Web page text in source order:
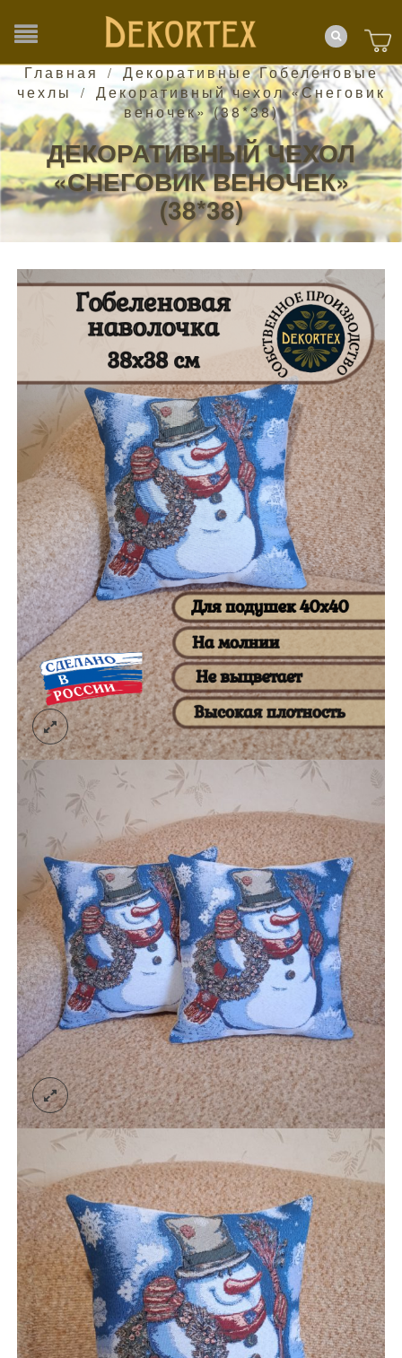
Главная /
Декоративные Гобеленовые
чехлы
/
Декоративный чехол «Снеговик
веночек» (38*38)
ДЕКОРАТИВНЫЙ ЧЕХОЛ
«СНЕГОВИК ВЕНОЧЕК»
(38*38)